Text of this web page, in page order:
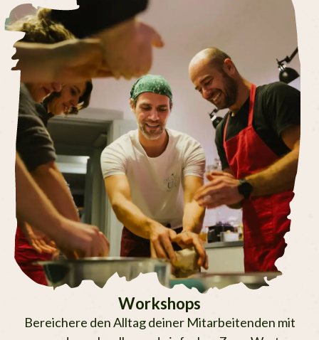
Workshops
Bereichere den Alltag deiner Mitar­bei­ten­den mit